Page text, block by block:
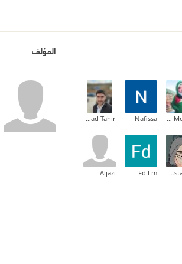
Roro Mostafa
Nafissa
Mohammad Tahir Hamad Tahir
Mustafa Ali
Fd Lm
Aljazi
المؤلف